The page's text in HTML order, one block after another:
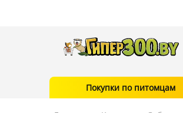
Покупки по питомцам